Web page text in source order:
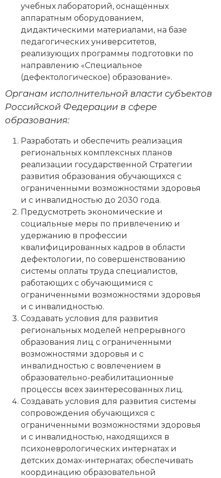
учебных лабораторий, оснащённых
аппаратным оборудованием,
дидактическими материалами, на базе
педагогических университетов,
реализующих программы подготовки по
направлению «Специальное
(дефектологическое) образование».
Органам исполнительной власти субъектов
Российской Федерации в сфере
образования:
Разработать и обеспечить реализация
региональных комплексных планов
реализации государственной Стратегии
развития образования обучающихся с
ограниченными возможностями здоровья
и с инвалидностью до 2030 года.
Предусмотреть экономические и
социальные меры по привлечению и
удержанию в профессии
квалифицированных кадров в области
дефектологии, по совершенствованию
системы оплаты труда специалистов,
работающих с обучающимися с
ограниченными возможностями здоровья
и с инвалидностью.
Создавать условия для развития
региональных моделей непрерывного
образования лиц с ограниченными
возможностями здоровья и с
инвалидностью с вовлечением в
образовательно-реабилитационные
процессы всех заинтересованных лиц.
Создавать условия для развития системы
сопровождения обучающихся с
ограниченными возможностями здоровья
и с инвалидностью, находящихся в
психоневрологических интернатах и
детских домах-интернатах; обеспечивать
координацию образовательной